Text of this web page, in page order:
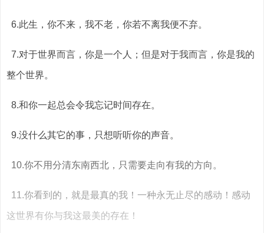
6.此生，你不来，我不老，你若不离我便不弃。
7.对于世界而言，你是一个人；但是对于我而言，你是我的
整个世界。
8.和你一起总会令我忘记时间存在。
9.没什么其它的事，只想听听你的声音。
10.你不用分清东南西北，只需要走向有我的方向。
11.你看到的，就是最真的我！一种永无止尽的感动！感动
这世界有你与我这最美的存在！